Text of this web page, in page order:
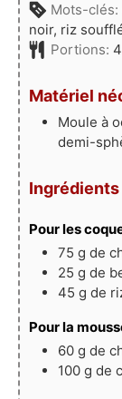
Mots-clés:
noir, riz
Portions: 4
Matériel
Moule à
demi-
Ingrédients
Pour les
75 g de
25 g de
45 g de
Pour la
60 g de
100 g de